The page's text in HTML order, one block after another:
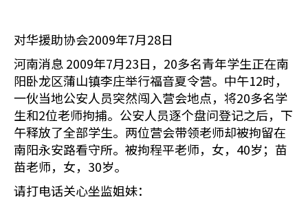
对华援助协会2009年7月28日
河南消息 2009年7月23日，20多名青年学生正在南
阳卧龙区蒲山镇李庄举行福音夏令营。中午12时，
一伙当地公安人员突然闯入营会地点，将20多名学
生和2位老师拘捕。公安人员逐个盘问登记之后，下
午释放了全部学生。两位营会带领老师却被拘留在
南阳永安路看守所。被拘程平老师，女，40岁；苗
苗老师，女，30岁。
请打电话关心坐监姐妹：